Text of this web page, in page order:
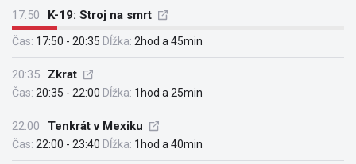
17:50 K-19: Stroj na smrt
Čas: 17:50 - 20:35 Dĺžka: 2hod a 45min
20:35 Zkrat
Čas: 20:35 - 22:00 Dĺžka: 1hod a 25min
22:00 Tenkrát v Mexiku
Čas: 22:00 - 23:40 Dĺžka: 1hod a 40min